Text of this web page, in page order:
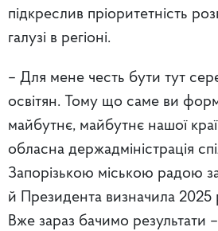
підкреслив пріоритетність
галузі в регіоні.
– Для мене честь бути тут
освітян. Тому що саме ви
майбутнє, майбутнє нашої
обласна держадміністрація
Запорізькою міською радою
й Президента визначила 2025
Вже зараз бачимо результати